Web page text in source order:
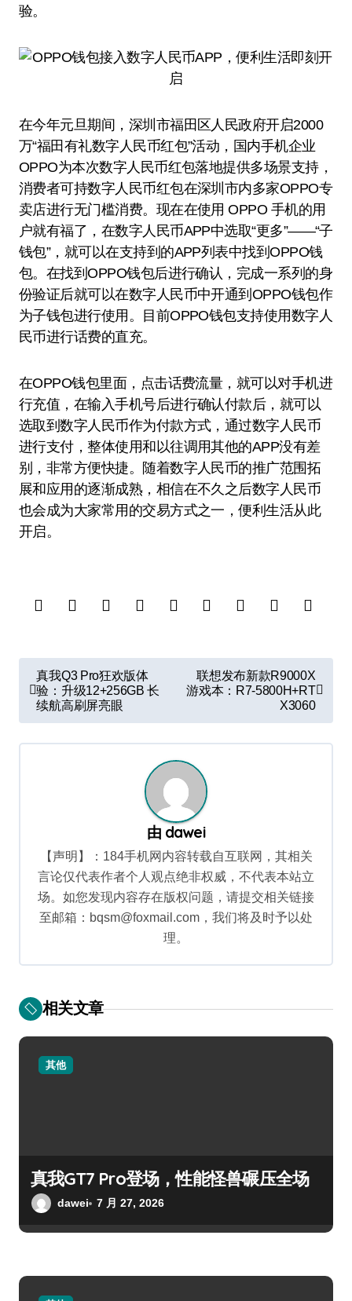
验。
在今年元旦期间，深圳市福田区人民政府开启2000
万“福田有礼数字人民币红包”活动，国内手机企业
OPPO为本次数字人民币红包落地提供多场景支持，
消费者可持数字人民币红包在深圳市内多家OPPO专
卖店进行无门槛消费。现在在使用 OPPO 手机的用
户就有福了，在数字人民币APP中选取“更多”——“子
钱包”，就可以在支持到的APP列表中找到OPPO钱
包。在找到OPPO钱包后进行确认，完成一系列的身
份验证后就可以在数字人民币中开通到OPPO钱包作
为子钱包进行使用。目前OPPO钱包支持使用数字人
民币进行话费的直充。
在OPPO钱包里面，点击话费流量，就可以对手机进
行充值，在输入手机号后进行确认付款后，就可以
选取到数字人民币作为付款方式，通过数字人民币
进行支付，整体使用和以往调用其他的APP没有差
别，非常方便快捷。随着数字人民币的推广范围拓
展和应用的逐渐成熟，相信在不久之后数字人民币
也会成为大家常用的交易方式之一，便利生活从此
开启。
文
章
导
航
真我Q3 Pro狂欢版体
验：升级12+256GB 长
续航高刷屏亮眼
联想发布新款R9000X
游戏本：R7-5800H+RT
X3060
由 dawei
【声明】：184手机网内容转载自互联网，其相关
言论仅代表作者个人观点绝非权威，不代表本站立
场。如您发现内容存在版权问题，请提交相关链接
至邮箱：bqsm@foxmail.com，我们将及时予以处
理。
相关文章
其他
真我GT7 Pro登场，性能怪兽碾压全场
dawei 7 月 27, 2026